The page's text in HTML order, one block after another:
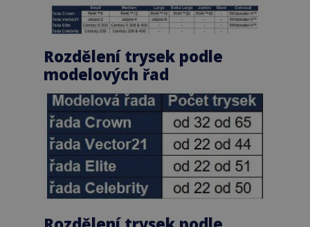
Rozdělení trysek podle
modelových řad